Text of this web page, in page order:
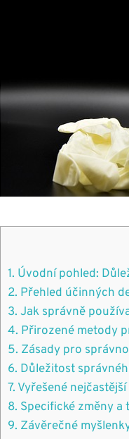
1. Úvodní pohled:
2. Přehled účinných
3. Jak správně
4. Přirozené metody
5. Zásady pro
6. Důležitost
7. Vyřešené
8. Specifické změny
9. Závěrečné